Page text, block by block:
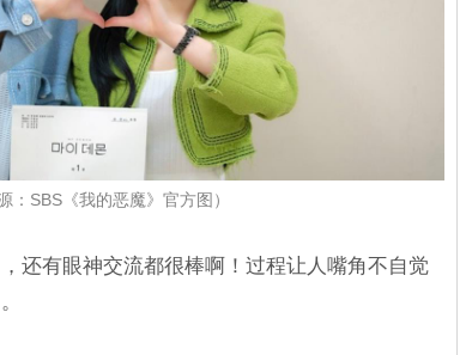
：SBS《我的恶魔》官方图）
还有眼神交流都很棒啊！过程让人嘴角不自觉